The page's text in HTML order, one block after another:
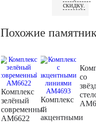
скидку.
Похожие
Комплекс
зелёный
современный
AM6622
Комплекс
с
акцентными
со